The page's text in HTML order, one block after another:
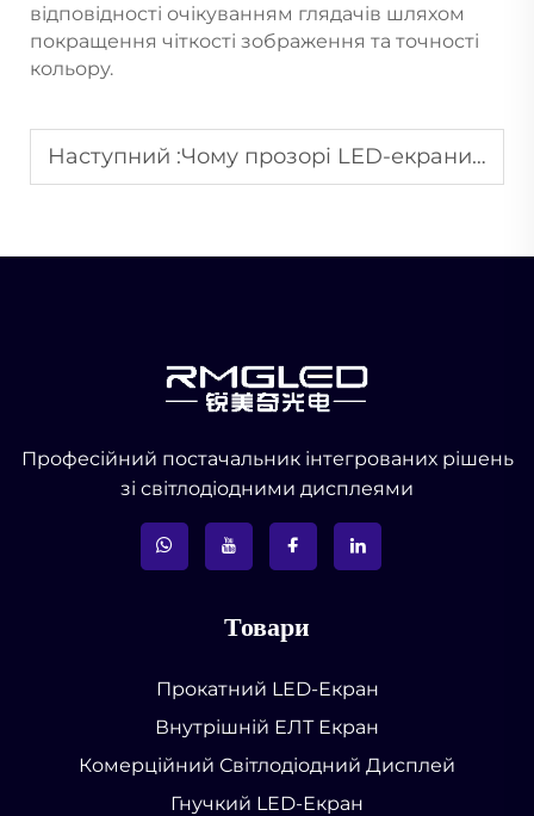
відповідності очікуванням глядачів шляхом
покращення чіткості зображення та точності
кольору.
Наступний :Чому прозорі LED-екрани набувають популярності у архітектурному оформленні?
Професійний постачальник інтегрованих рішень
зі світлодіодними дисплеями
Товари
Прокатний LED-Екран
Внутрішній ЕЛТ Екран
Комерційний Світлодіодний Дисплей
Гнучкий LED-Екран